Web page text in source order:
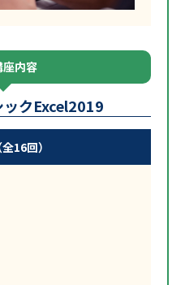
内容
ックExcel2019
16回）